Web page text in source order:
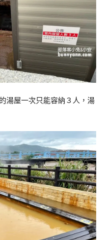
湯屋一次只能容納３人，湯